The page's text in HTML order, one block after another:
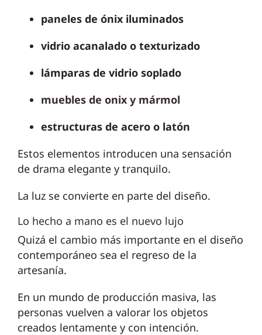
paneles de ónix iluminados
vidrio acanalado o texturizado
lámparas de vidrio soplado
muebles de onix y mármol
estructuras de acero o latón
Estos elementos introducen una sensación
de drama elegante y tranquilo.
La luz se convierte en parte del diseño.
Lo hecho a mano es el nuevo lujo
Quizá el cambio más importante en el diseño
contemporáneo sea el regreso de la
artesanía.
En un mundo de producción masiva, las
personas vuelven a valorar los objetos
creados lentamente y con intención.